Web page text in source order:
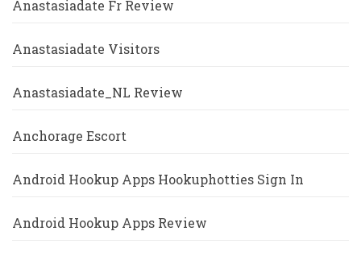
Anastasiadate Fr Review
Anastasiadate Visitors
Anastasiadate_NL Review
Anchorage Escort
Android Hookup Apps Hookuphotties Sign In
Android Hookup Apps Review